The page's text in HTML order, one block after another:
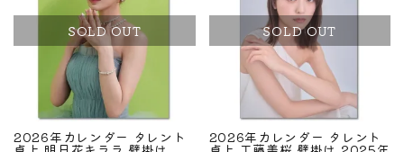
SOLD OUT
2026年カレンダー タレント
SOLD OUT
2026年カレンダー タレント